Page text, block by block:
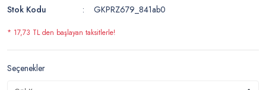
Stok Kodu
GKPRZ679_841ab0
* 17,73 TL den başlayan taksitlerle!
Seçenekler